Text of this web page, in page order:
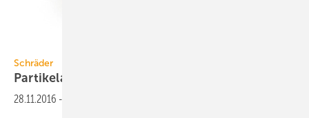
Schräder
Partikelabscheider bis 50
28.11.2016 -